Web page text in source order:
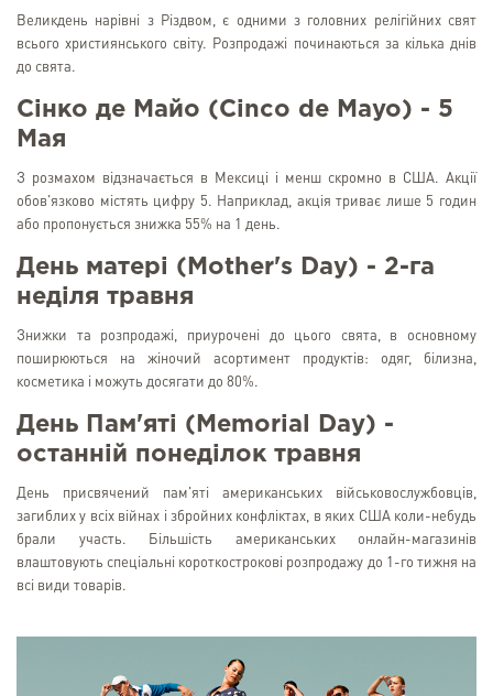
Великдень нарівні з Різдвом, є одними з головних релігійних свят
всього християнського світу. Розпродажі починаються за кілька днів
до свята.
Сінко де Майо (Cinco de Mayo) - 5
Мая
З розмахом відзначається в Мексиці і менш скромно в США. Акції
обов'язково містять цифру 5. Наприклад, акція триває лише 5 годин
або пропонується знижка 55% на 1 день.
День матері (Mother's Day) - 2-га
неділя травня
Знижки та розпродажі, приурочені до цього свята, в основному
поширюються на жіночий асортимент продуктів: одяг, білизна,
косметика і можуть досягати до 80%.
День Пам'яті (Memorial Day) -
останній понеділок травня
День присвячений пам'яті американських військовослужбовців,
загиблих у всіх війнах і збройних конфліктах, в яких США коли-небудь
брали участь. Більшість американських онлайн-магазинів
влаштовують спеціальні короткострокові розпродажу до 1-го тижня на
всі види товарів.